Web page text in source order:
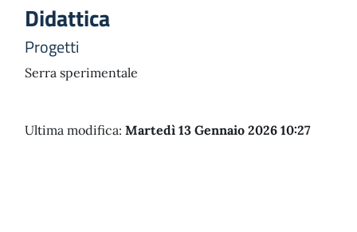
Didattica
Progetti
Serra sperimentale
Ultima modifica: Martedì 13 Gennaio 2026 10:27